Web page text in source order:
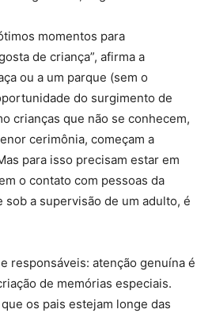
momentos para
de criança”, afirma a
ou a um parque (sem o
do surgimento de
crianças que não se conhecem,
cerimônia, começam a
para isso precisam estar em
o contato com pessoas da
sob a supervisão de um adulto, é
responsáveis: atenção genuína é
de memórias especiais.
os pais estejam longe das